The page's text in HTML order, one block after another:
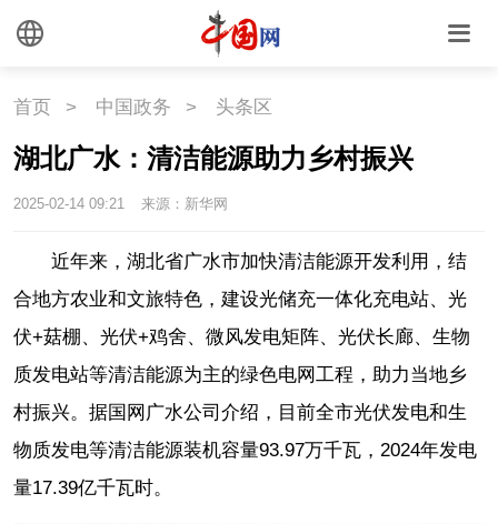
首页 > 中国政务 > 头条区
湖北广水：清洁能源助力乡村振兴
2025-02-14 09:21 来源：新华网
近年来，湖北省广水市加快清洁能源开发利用，结
合地方农业和文旅特色，建设光储充一体化充电站、光
伏+菇棚、光伏+鸡舍、微风发电矩阵、光伏长廊、生物
质发电站等清洁能源为主的绿色电网工程，助力当地乡
村振兴。据国网广水公司介绍，目前全市光伏发电和生
物质发电等清洁能源装机容量93.97万千瓦，2024年发电
量17.39亿千瓦时。